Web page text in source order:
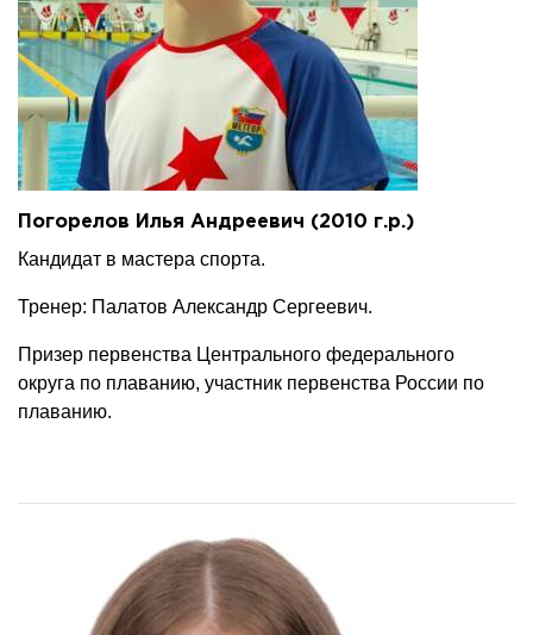
Погорелов Илья Андреевич (2010 г.р.)
Кандидат в мастера спорта.
Тренер: Палатов Александр Сергеевич.
Призер первенства Центрального федерального
округа по плаванию, участник первенства России по
плаванию.